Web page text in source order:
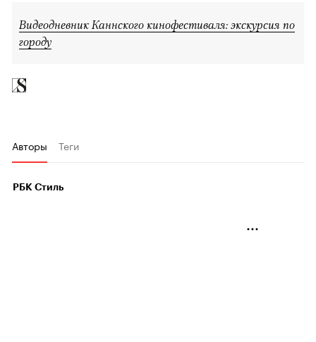
Видеодневник Каннского кинофестиваля: экскурсия по
городу
Авторы Теги
РБК Стиль